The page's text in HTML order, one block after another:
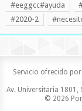
#eeggcc#ayuda
#2020-2
Servicio ofrecido
Av. Universitaria 1801,
© 2026